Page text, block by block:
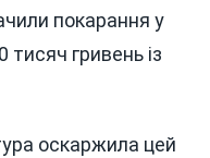
покарання у
тисяч гривень із
оскаржила цей